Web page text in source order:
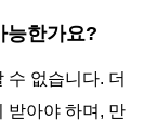
능한가요?
수 없습니다. 더
받아야 하며, 만